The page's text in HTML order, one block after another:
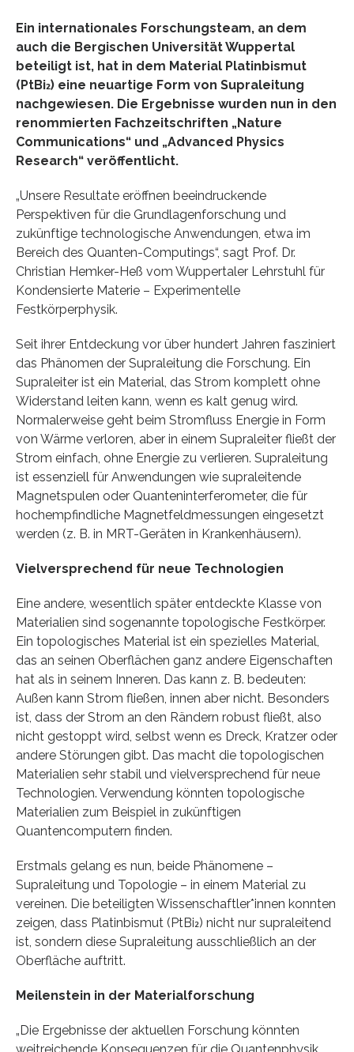
Ein internationales Forschungsteam, an dem
auch die Bergischen Universität Wuppertal
beteiligt ist, hat in dem Material Platinbismut
(PtBi₂) eine neuartige Form von Supraleitung
nachgewiesen. Die Ergebnisse wurden nun in den
renommierten Fachzeitschriften „Nature
Communications“ und „Advanced Physics
Research“ veröffentlicht.
„Unsere Resultate eröffnen beeindruckende
Perspektiven für die Grundlagenforschung und
zukünftige technologische Anwendungen, etwa im
Bereich des Quanten-Computings“, sagt Prof. Dr.
Christian Hemker-Heß vom Wuppertaler Lehrstuhl für
Kondensierte Materie – Experimentelle
Festkörperphysik.
Seit ihrer Entdeckung vor über hundert Jahren fasziniert
das Phänomen der Supraleitung die Forschung. Ein
Supraleiter ist ein Material, das Strom komplett ohne
Widerstand leiten kann, wenn es kalt genug wird.
Normalerweise geht beim Stromfluss Energie in Form
von Wärme verloren, aber in einem Supraleiter fließt der
Strom einfach, ohne Energie zu verlieren. Supraleitung
ist essenziell für Anwendungen wie supraleitende
Magnetspulen oder Quanteninterferometer, die für
hochempfindliche Magnetfeldmessungen eingesetzt
werden (z. B. in MRT-Geräten in Krankenhäusern).
Vielversprechend für neue Technologien
Eine andere, wesentlich später entdeckte Klasse von
Materialien sind sogenannte topologische Festkörper.
Ein topologisches Material ist ein spezielles Material,
das an seinen Oberflächen ganz andere Eigenschaften
hat als in seinem Inneren. Das kann z. B. bedeuten:
Außen kann Strom fließen, innen aber nicht. Besonders
ist, dass der Strom an den Rändern robust fließt, also
nicht gestoppt wird, selbst wenn es Dreck, Kratzer oder
andere Störungen gibt. Das macht die topologischen
Materialien sehr stabil und vielversprechend für neue
Technologien. Verwendung könnten topologische
Materialien zum Beispiel in zukünftigen
Quantencomputern finden.
Erstmals gelang es nun, beide Phänomene –
Supraleitung und Topologie – in einem Material zu
vereinen. Die beteiligten Wissenschaftler*innen konnten
zeigen, dass Platinbismut (PtBi₂) nicht nur supraleitend
ist, sondern diese Supraleitung ausschließlich an der
Oberfläche auftritt.
Meilenstein in der Materialforschung
„Die Ergebnisse der aktuellen Forschung könnten
weitreichende Konsequenzen für die Quantenphysik